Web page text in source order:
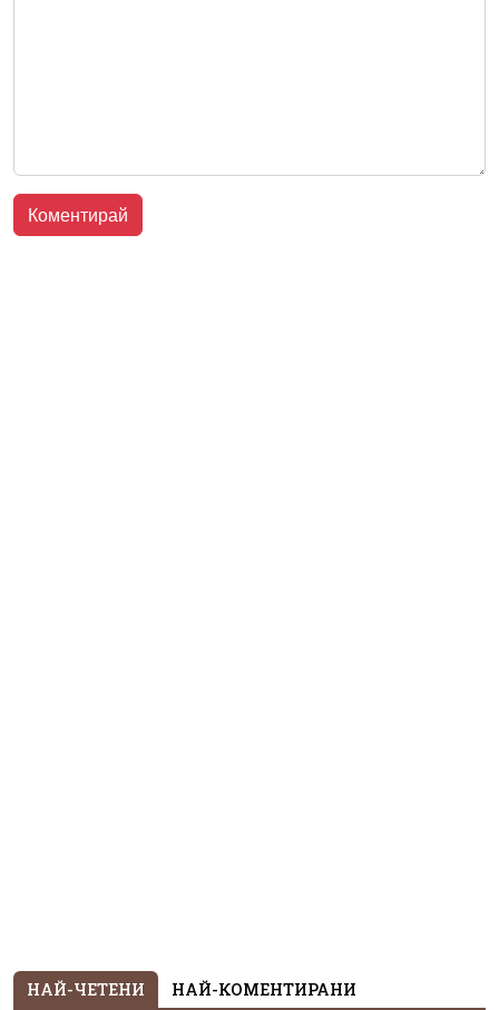
НАЙ-ЧЕТЕНИ НАЙ-КОМЕНТИРАНИ